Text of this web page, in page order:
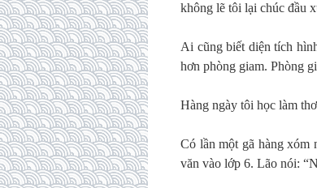
không lẽ tôi lại chúc đầu
Ai cũng biết diện tích
hơn phòng giam. Phòng
Hàng ngày tôi học làm
Có lần một gã hàng xóm
văn vào lớp 6. Lão nói: